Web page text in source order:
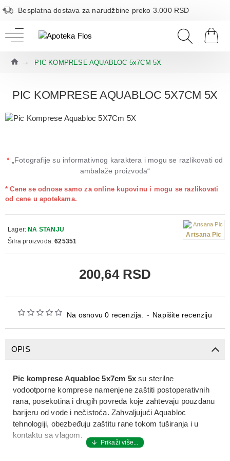
Besplatna dostava za narudžbine preko 3.000 RSD
PIC KOMPRESE AQUABLOC 5x7CM 5X
PIC KOMPRESE AQUABLOC 5X7CM 5X
* „Fotografije su informativnog karaktera i mogu se razlikovati od
ambalaže proizvoda“
Na osnovu 0 recenzija. - Napišite recenziju
* Cene se odnose samo za online kupovinu i mogu se razlikovati
od cene u apotekama.
200,64 RSD
Lager: NA STANJU
Šifra proizvoda: 625351
Artsana Pic
OPIS
Pic komprese Aquabloc 5x7cm 5x su sterilne
vodootporne komprese namenjene zaštiti postoperativnih
rana, posekotina i drugih povreda koje zahtevaju pouzdanu
barijeru od vode i nečistoća. Zahvaljujući Aquabloc
tehnologiji, obezbeđuju zaštitu rane tokom tuširanja i u
kontaktu sa vlagom.